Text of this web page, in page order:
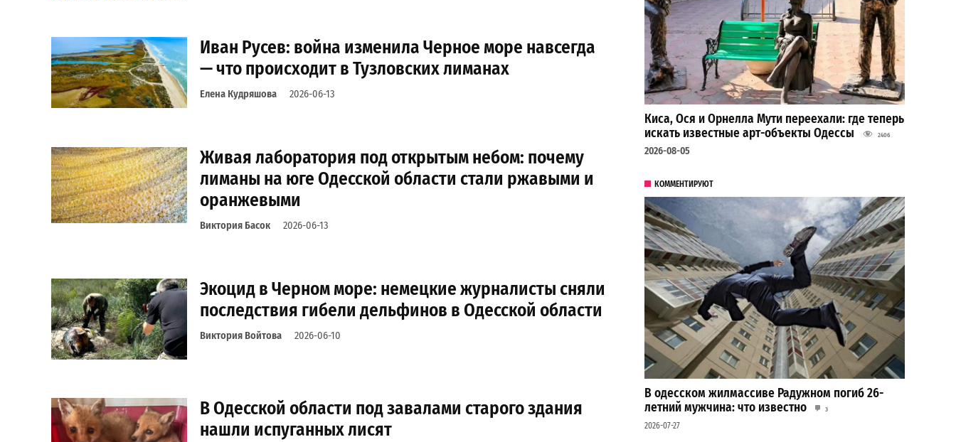
Иван Русев: война изменила Черное море навсегда
— что происходит в Тузловских лиманах
Елена Кудряшова 2026-06-13
Живая лаборатория под открытым небом: почему
лиманы на юге Одесской области стали ржавыми и
оранжевыми
Виктория Басок 2026-06-13
Экоцид в Черном море: немецкие журналисты сняли
последствия гибели дельфинов в Одесской области
Виктория Войтова 2026-06-10
В Одесской области под завалами старого здания
нашли испуганных лисят
Киса, Ося и Орнелла Мути переехали: где теперь
искать известные арт-объекты Одессы
2406
2026-08-05
КОММЕНТИРУЮТ
В одесском жилмассиве Радужном погиб 26-
летний мужчина: что известно
3
2026-07-27